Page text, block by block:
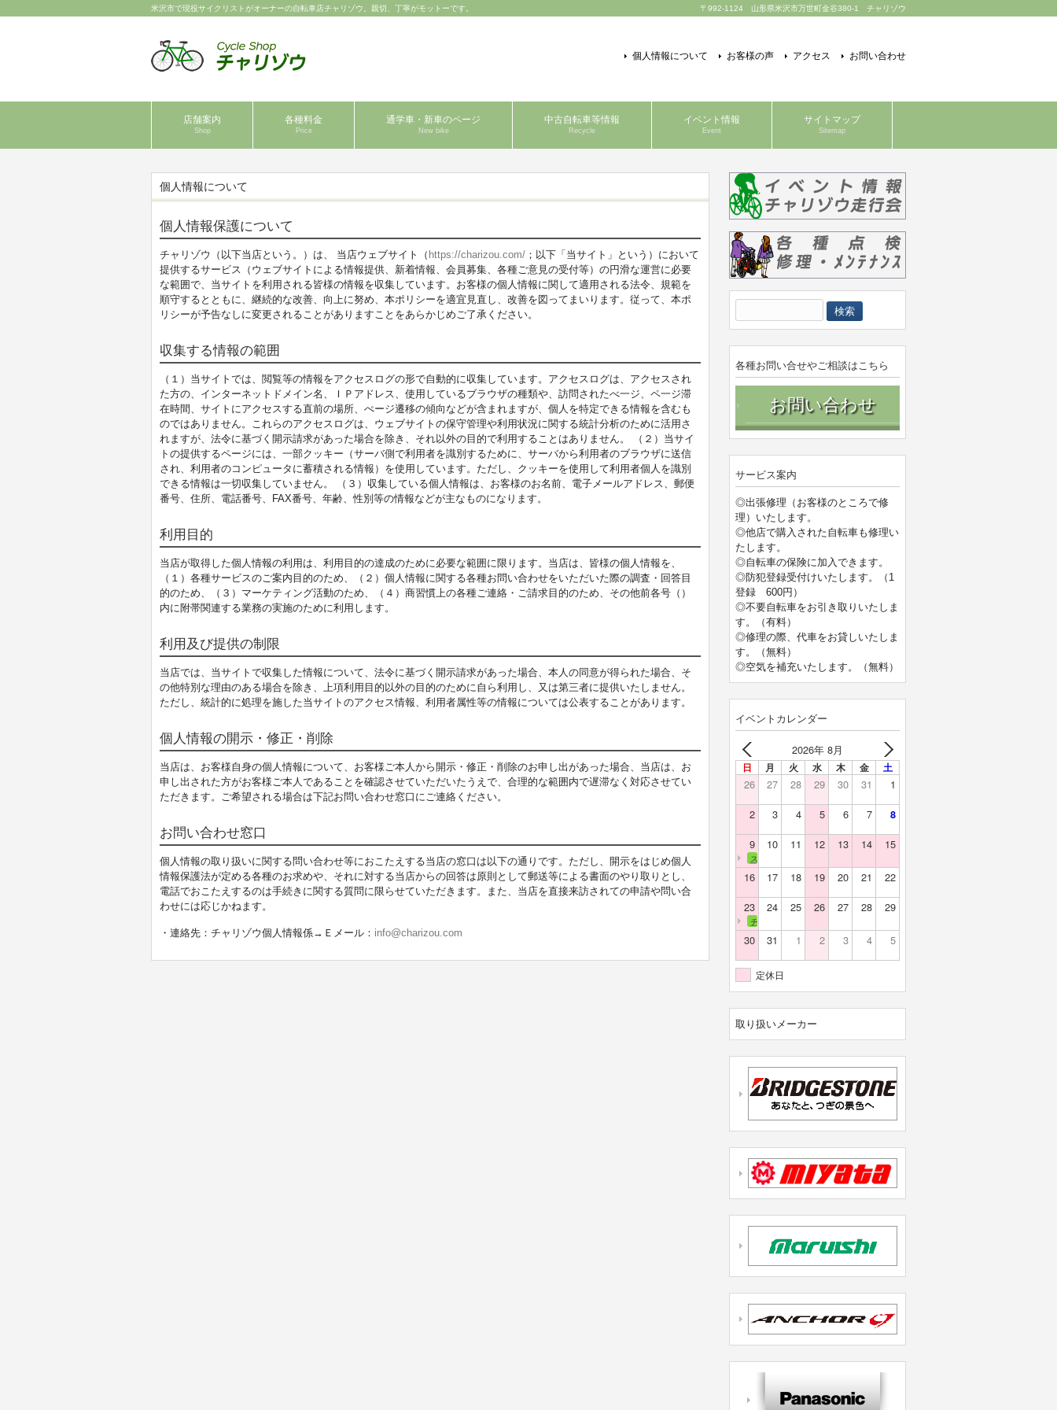
米沢市で現役サイクリストがオーナーの自転車店チャリゾウ。親切、丁寧がモットーです。 〒992-1124 山形県米沢市万世町金谷380-1 チャリゾウ
個人情報について お客様の声 アクセス お問い合わせ
店舗案内
Shop
各種料金
Price
通学車・新車のページ
New bike
中古自転車等情報
Recycle
イベント情報
Event
サイトマップ
Sitemap
個人情報について
個人情報保護について
チャリゾウ（以下当店という。）は、 当店ウェブサイト（ https://charizou.com/ ；以下「当サイト」という）において
提供するサービス（ウェブサイトによる情報提供、新着情報、会員募集、各種ご意見の受付等）の円滑な運営に必要
な範囲で、当サイトを利用される皆様の情報を収集しています。お客様の個人情報に関して適用される法令、規範を
順守するとともに、継続的な改善、向上に努め、本ポリシーを適宜見直し、改善を図ってまいります。従って、本ポ
リシーが予告なしに変更されることがありますことをあらかじめご了承ください。
収集する情報の範囲
（１）当サイトでは、閲覧等の情報をアクセスログの形で自動的に収集しています。アクセスログは、アクセスされ
た方の、インターネットドメイン名、ＩＰアドレス、使用しているブラウザの種類や、訪問されたべ一ジ、ペ一ジ滞
在時間、サイトにアクセスする直前の場所、ぺージ遷移の傾向などが含まれますが、個人を特定できる情報を含むも
のではありません。これらのアクセスログは、ウェブサイトの保守管理や利用状況に関する統計分析のために活用さ
れますが、法令に基づく開示請求があった場合を除き、それ以外の目的で利用することはありません。 （２）当サイ
トの提供するページには、一部クッキー（サーバ側で利用者を識別するために、サーバから利用者のブラウザに送信
され、利用者のコンピュータに蓄積される情報）を使用しています。ただし、クッキーを使用して利用者個人を識別
できる情報は一切収集していません。 （３）収集している個人情報は、お客様のお名前、電子メールアドレス、郵便
番号、住所、電話番号、FAX番号、年齢、性別等の情報などが主なものになります。
利用目的
当店が取得した個人情報の利用は、利用目的の達成のために必要な範囲に限ります。当店は、皆様の個人情報を、
（１）各種サービスのご案内目的のため、（２）個人情報に関する各種お問い合わせをいただいた際の調査・回答目
的のため、（３）マーケティング活動のため、（４）商習慣上の各種ご連絡・ご請求目的のため、その他前各号（）
内に附帯関連する業務の実施のために利用します。
利用及び提供の制限
当店では、当サイトで収集した情報について、法令に基づく開示請求があった場合、本人の同意が得られた場合、そ
の他特別な理由のある場合を除き、上項利用目的以外の目的のために自ら利用し、又は第三者に提供いたしません。
ただし、統計的に処理を施した当サイトのアクセス情報、利用者属性等の情報については公表することがあります。
個人情報の開示・修正・削除
当店は、お客様自身の個人情報について、お客様ご本人から開示・修正・削除のお申し出があった場合、当店は、お
申し出された方がお客様ご本人であることを確認させていただいたうえで、合理的な範囲内で遅滞なく対応させてい
ただきます。ご希望される場合は下記お問い合わせ窓口にご連絡ください。
お問い合わせ窓口
個人情報の取り扱いに関する問い合わせ等におこたえする当店の窓口は以下の通りです。ただし、開示をはじめ個人
情報保護法が定める各種のお求めや、それに対する当店からの回答は原則として郵送等による書面のやり取りとし、
電話でおこたえするのは手続きに関する質問に限らせていただきます。また、当店を直接来訪されての申請や問い合
わせには応じかねます。
・連絡先：チャリゾウ個人情報係→Ｅメール： info@charizou.com
索:
各種お問い合せやご相談はこちら
お問い合わせ
サービス案内
◎出張修理（お客様のところで修
理）いたします。
◎他店で購入された自転車も修理い
たします。
◎自転車の保険に加入できます。
◎防犯登録受付けいたします。（1
登録 600円）
◎不要自転車をお引き取りいたしま
す。（有料）
◎修理の際、代車をお貸しいたしま
す。（無料）
◎空気を補充いたします。（無料）
イベントカレンダー
2026年 8月
日 月 火 水 木 金 土
26 27 28 29 30 31
1
2
3 4 5 6 7 8
9 10 11 12 13 14 15
スカイバレー
16 17 18 19 20 21
22
23
24 25 26 27 28 29
チェリーランド
30 31 1 2 3 4 5
定休日
取り扱いメーカー